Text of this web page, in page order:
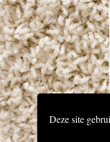
Deze site